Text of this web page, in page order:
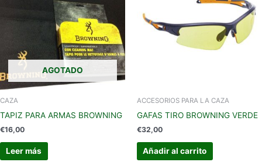
AGOTADO
CAZA
TAPIZ PARA ARMAS BROWNING
€16,00
Leer más
ACCESORIOS PARA LA CAZA
GAFAS TIRO BROWNING VERDE
€32,00
Añadir al carrito